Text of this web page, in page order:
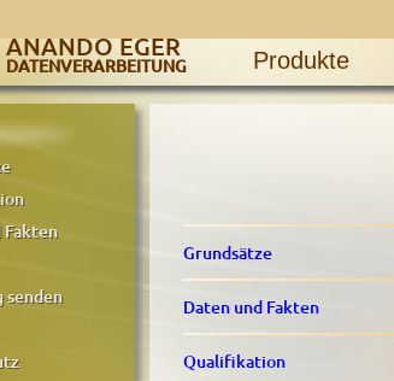
ANANDO EGER
DATENVERARBEITUNG Produkte
Fakten
Grundsätze
Daten und Fakten
Qualifikation